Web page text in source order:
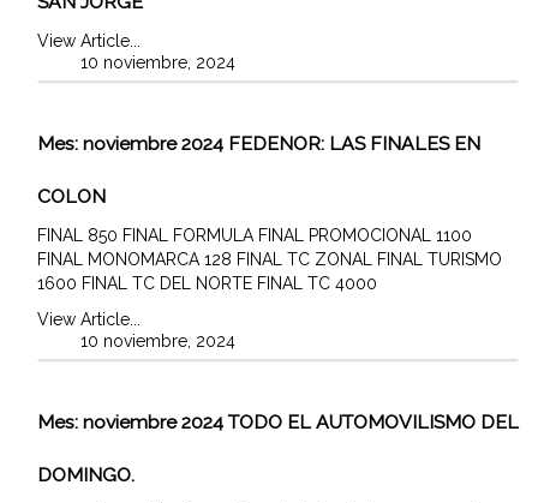
View Article...
10 noviembre, 2024
Mes: noviembre 2024 FEDENOR: LAS FINALES EN
COLON
FINAL 850 FINAL FORMULA FINAL PROMOCIONAL 1100
FINAL MONOMARCA 128 FINAL TC ZONAL FINAL TURISMO
1600 FINAL TC DEL NORTE FINAL TC 4000
View Article...
10 noviembre, 2024
Mes: noviembre 2024 TODO EL AUTOMOVILISMO DEL
DOMINGO.